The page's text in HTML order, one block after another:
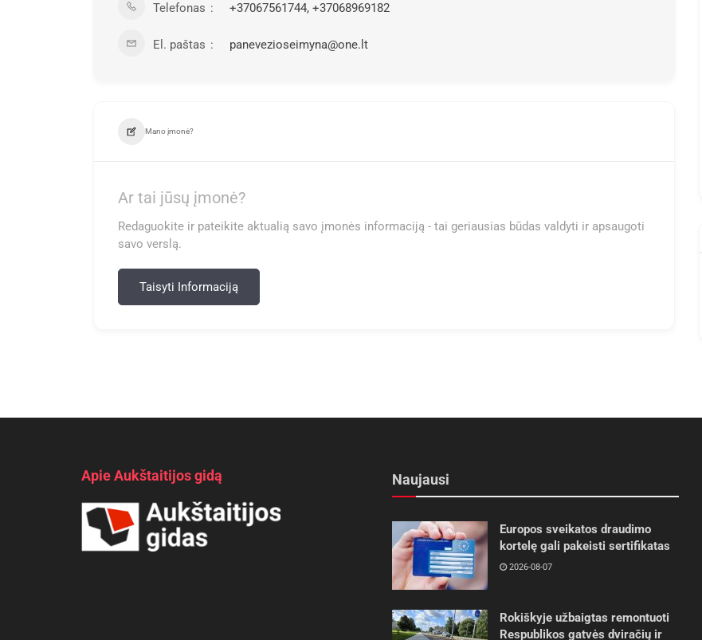
Telefonas +37067561744, +37068969182
El. paštas panevezioseimyna@one.lt
Mano įmonė?
Ar tai jūsų įmonė?
Redaguokite ir pateikite aktualią savo įmonės informaciją - tai geriausias būdas valdyti ir apsaugoti
savo verslą.
Taisyti Informaciją
Apie Aukštaitijos gidą Naujausi
Europos sveikatos draudimo
kortelę gali pakeisti sertifikatas
2026-08-07
Rokiškyje užbaigtas remontuoti
Respublikos gatvės dviračių ir